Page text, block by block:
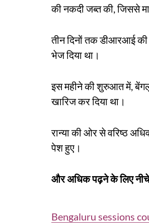
की नकदी जब्त की, जिससे
तीन दिनों तक डीआरआई की
भेज दिया था।
इस महीने की शुरुआत में,
खारिज कर दिया था।
रान्या की ओर से वरिष्ठ
पेश हुए।
और अधिक पढ़ने के लिए
Bengaluru sessions